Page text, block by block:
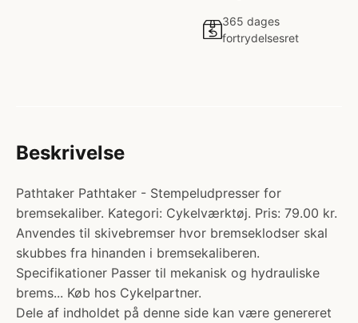
365 dages
fortrydelsesret
Beskrivelse
Pathtaker Pathtaker - Stempeludpresser for
bremsekaliber. Kategori: Cykelværktøj. Pris: 79.00 kr.
Anvendes til skivebremser hvor bremseklodser skal
skubbes fra hinanden i bremsekaliberen.
Specifikationer Passer til mekanisk og hydrauliske
brems... Køb hos Cykelpartner.
Dele af indholdet på denne side kan være genereret